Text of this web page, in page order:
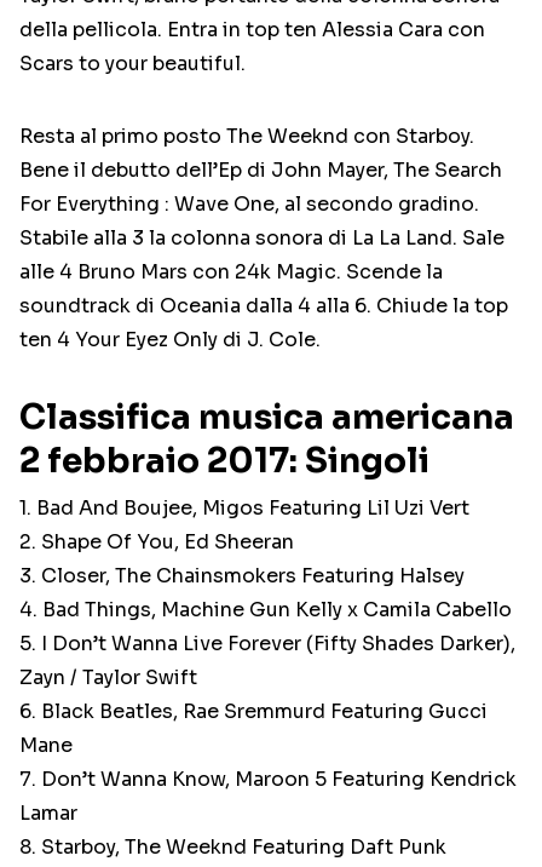
della pellicola. Entra in top ten Alessia Cara con
Scars to your beautiful.
Resta al primo posto The Weeknd con Starboy.
Bene il debutto dell’Ep di John Mayer, The Search
For Everything : Wave One, al secondo gradino.
Stabile alla 3 la colonna sonora di La La Land. Sale
alle 4 Bruno Mars con 24k Magic. Scende la
soundtrack di Oceania dalla 4 alla 6. Chiude la top
ten 4 Your Eyez Only di J. Cole.
Classifica musica americana
2 febbraio 2017: Singoli
1. Bad And Boujee, Migos Featuring Lil Uzi Vert
2. Shape Of You, Ed Sheeran
3. Closer, The Chainsmokers Featuring Halsey
4. Bad Things, Machine Gun Kelly x Camila Cabello
5. I Don’t Wanna Live Forever (Fifty Shades Darker),
Zayn / Taylor Swift
6. Black Beatles, Rae Sremmurd Featuring Gucci
Mane
7. Don’t Wanna Know, Maroon 5 Featuring Kendrick
Lamar
8. Starboy, The Weeknd Featuring Daft Punk